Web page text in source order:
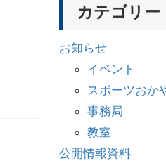
カテゴリー
お知らせ
イベント
スポーツおか
事務局
教室
公開情報資料